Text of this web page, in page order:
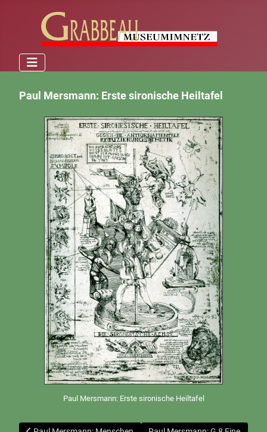
Paul Mersmann: Erste sironische Heiltafel
Paul Mersmann: Erste sironische Heiltafel